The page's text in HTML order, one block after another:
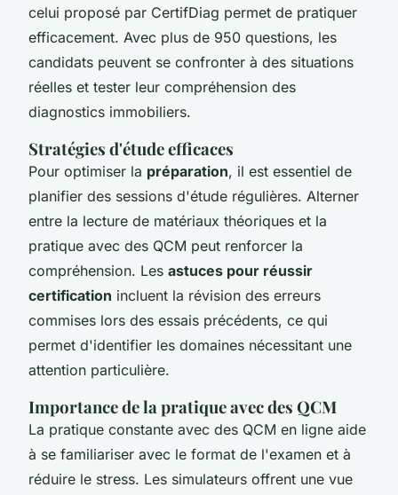
celui proposé par CertifDiag permet de pratiquer
efficacement. Avec plus de 950 questions, les
candidats peuvent se confronter à des situations
réelles et tester leur compréhension des
diagnostics immobiliers.
Stratégies d'étude efficaces
Pour optimiser la préparation, il est essentiel de
planifier des sessions d'étude régulières. Alterner
entre la lecture de matériaux théoriques et la
pratique avec des QCM peut renforcer la
compréhension. Les astuces pour réussir
certification incluent la révision des erreurs
commises lors des essais précédents, ce qui
permet d'identifier les domaines nécessitant une
attention particulière.
Importance de la pratique avec des QCM
La pratique constante avec des QCM en ligne aide
à se familiariser avec le format de l'examen et à
réduire le stress. Les simulateurs offrent une vue